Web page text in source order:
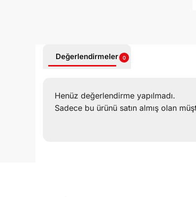
Değerlendirmeler 0
Henüz değerlendirme yapılmadı.
Sadece bu ürünü satın almış olan